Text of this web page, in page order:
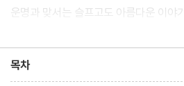
운명과 맞서는 슬프고도 아름다운 이야
죽음을 무릅쓴 사랑,
목차